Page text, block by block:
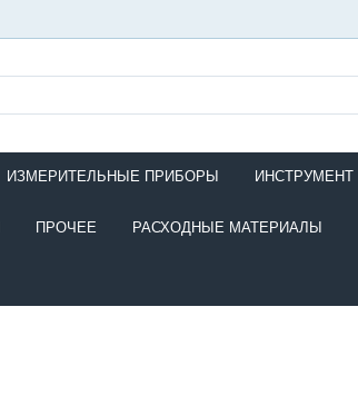
ИЗМЕРИТЕЛЬНЫЕ ПРИБОРЫ ИНСТРУМЕНТ
ПРОЧЕЕ РАСХОДНЫЕ МАТЕРИАЛЫ